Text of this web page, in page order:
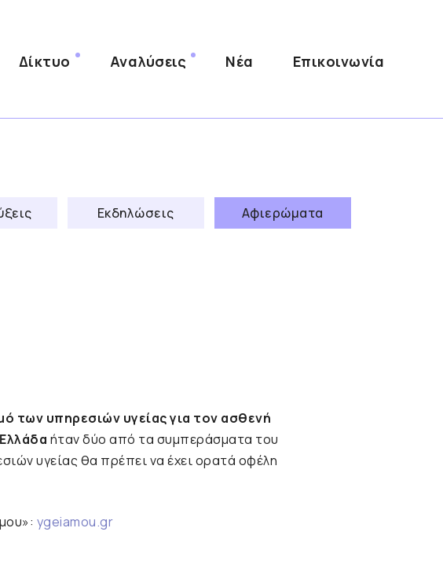
Δίκτυο Αναλύσεις Νέα Επικοινωνία
Εκδηλώσεις Αφιερώματα
των υπηρεσιών υγείας για τον ασθενή
ήταν δύο από τα συμπεράσματα του
υγείας θα πρέπει να έχει ορατά οφέλη
ygeiamou.gr